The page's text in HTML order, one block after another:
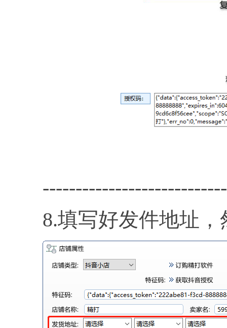
8.填写好发件地址